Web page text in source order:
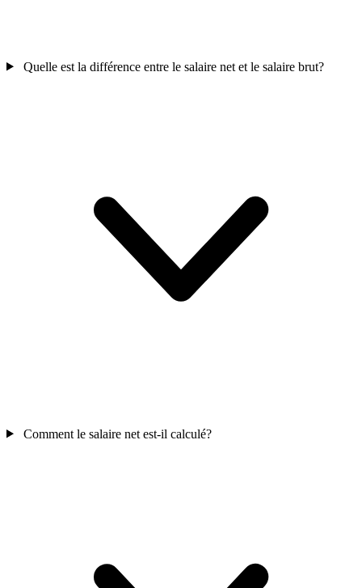
Quelle est la différence entre le salaire net et le salaire brut?
Comment le salaire net est-il calculé?